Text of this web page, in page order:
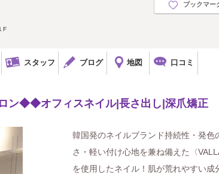
ブックマー
F
スタッフ ブログ 地図 口コミ
ン◆◆オフィスネイル|長さ出し|深爪矯正
韓国発のネイルブランド持続性・発色
さ・軽い付け心地を兼ね備えた〈
を使用したネイル！肌が荒れやすい成